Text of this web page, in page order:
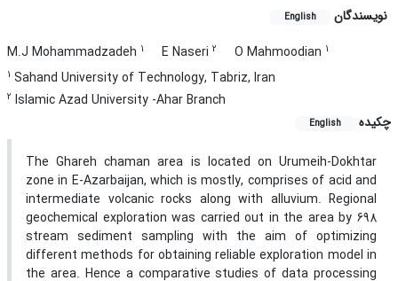
نویسندگان English
M.J Mohammadzadeh 1 E Naseri 2 O Mahmoodian 1
1 Sahand University of Technology, Tabriz, Iran
2 Islamic Azad University -Ahar Branch
چکیده
English
The Ghareh chaman area is located on Urumeih-Dokhtar
zone in E-Azarbaijan, which is mostly, comprises of acid and
intermediate volcanic rocks along with alluvium. Regional
geochemical exploration was carried out in the area by 698
stream sediment sampling with the aim of optimizing
different methods for obtaining reliable exploration model in
the area. Hence a comparative studies of data processing